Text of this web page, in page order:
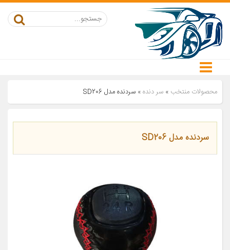
محصولات منتخب » سر دنده» سردنده مدل SD206
سردنده مدل SD206